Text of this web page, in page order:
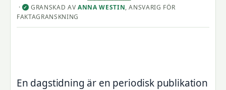
· ✓ GRANSKAD AV ANNA WESTIN, ANSVARIG FÖR
FAKTAGRANSKNING
En dagstidning är en periodisk publikation